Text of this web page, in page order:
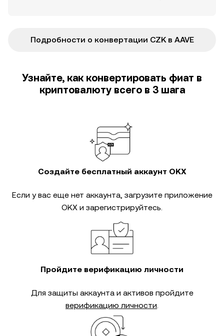
Подробности о конвертации CZK в AAVE
Узнайте, как конвертировать фиат в
криптовалюту всего в 3 шага
Создайте бесплатный аккаунт OKX
Если у вас еще нет аккаунта, загрузите приложение
OKX и зарегистрируйтесь.
Пройдите верификацию личности
Для защиты аккаунта и активов пройдите
верификацию личности.